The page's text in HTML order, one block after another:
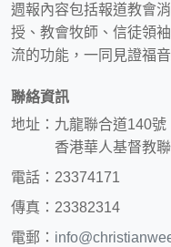
週報內容包括報道教會
授、教會牧師、信徒領
流的功能，一同見證福音
聯絡資訊
地址：九龍聯合道140號
香港華人基督教聯
電話：23374171
傳真：23382314
電郵：